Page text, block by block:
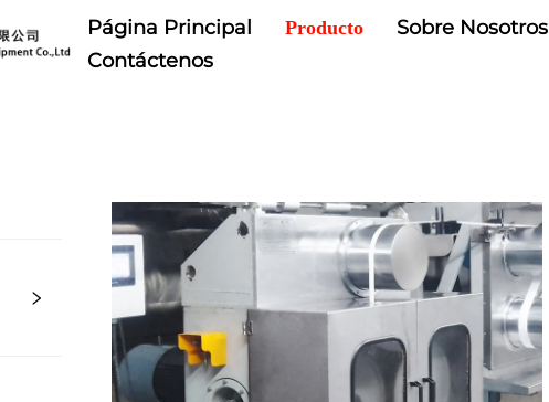
Página Principal Producto Sobre Nosotros
Contáctenos